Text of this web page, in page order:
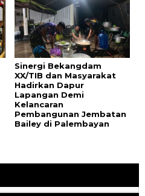
Sinergi Bekangdam
XX/TIB dan Masyarakat
Hadirkan Dapur
Lapangan Demi
Kelancaran
Pembangunan Jembatan
Bailey di Palembayan